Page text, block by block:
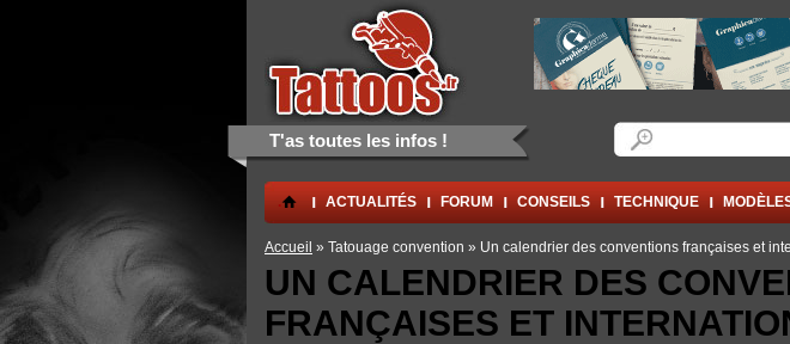
Aller au contenu principal
Skip to navigation
T'as toutes les infos !
. ACTUALITÉS FORUM CONSEILS TECHNIQUE
Vous êtes ici
Accueil » Tatouage convention » Un calendrier des conventions françaises et
UN CALENDRIER DES
FRANÇAISES ET